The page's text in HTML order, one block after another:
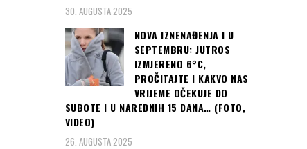
30. AUGUSTA 2025
NOVA IZNENAĐENJA I U
SEPTEMBRU: JUTROS
IZMJERENO 6°C,
PROČITAJTE I KAKVO NAS
VRIJEME OČEKUJE DO
SUBOTE I U NAREDNIH 15 DANA… (FOTO,
VIDEO)
26. AUGUSTA 2025